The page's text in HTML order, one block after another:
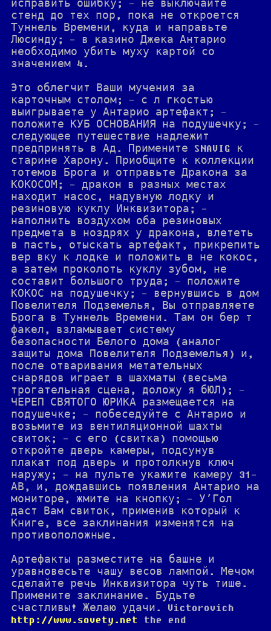
исправить ошибку; - не выключайте
стенд до тех пор, пока не откроется
Туннель Времени, куда и направьте
Люсинду; - в казино Джека Антарио
необходимо убить муху картой со
значением 4.
Это облегчит Ваши мучения за
карточным столом; - с л гкостью
выигрываете у Антарио артефакт; -
положите КУБ ОСНОВАНИЯ на подушечку; -
следующее путешествие надлежит
предпринять в Ад. Примените SNAVIG к
старине Харону. Приобщите к коллекции
тотемов Брога и отправьте Дракона за
КОКОСОМ; - дракон в разных местах
находит насос, надувную лодку и
резиновую куклу Инквизитора; -
наполнить воздухом оба резиновых
предмета в ноздрях у дракона, влететь
в пасть, отыскать артефакт, прикрепить
вер вку к лодке и положить в не кокос,
а затем проколоть куклу зубом, не
составит большого труда; - положите
КОКОС на подушечку; - вернувшись в дом
Повелителя Подземелья, Вы отправляете
Брога в Туннель Времени. Там он бер т
факел, взламывает систему
безопасности Белого дома (аналог
защиты дома Повелителя Подземелья) и,
после отваривания метательных
снарядов играет в шахматы (весьма
трогательная сцена, доложу я бЮЛ); -
ЧЕРЕП СВЯТОГО ЮРИКА размещается на
подушечке; - побеседуйте с Антарио и
возьмите из вентиляционной шахты
свиток; - с его (свитка) помощью
откройте дверь камеры, подсунув
плакат под дверь и протолкнув ключ
наружу; - на пульте укажите камеру 31-
АВ, и, дождавшись появления Антарио на
мониторе, жмите на кнопку; - У’Гол
даст Вам свиток, применив который к
Книге, все заклинания изменятся на
противоположные.
Артефакты разместите на башне и
уравновесьте чашу весов лампой. Мечом
сделайте речь Инквизитора чуть тише.
Примените заклинание. Будьте
счастливы! Желаю удачи. Victorovich
http://www.sovety.net the end